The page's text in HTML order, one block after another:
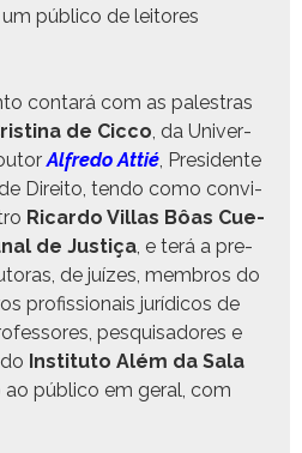
públi­co de leitores
con­tará com as palestras
de Cic­co, da Uni­ver­
Alfre­do Attié, Pres­i­dente
Dire­ito, ten­do como con­vi­
Ricar­do Vil­las Bôas Cue­
de Justiça, e terá a pre­
de juízes, mem­bros do
profis­sion­ais jurídi­cos de
pesquisadores e
Insti­tu­to Além da Sala
ao públi­co em ger­al, com